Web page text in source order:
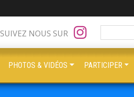
SUIVEZ NOUS SUR
PHOTOS & VIDÉOS PARTICIPER